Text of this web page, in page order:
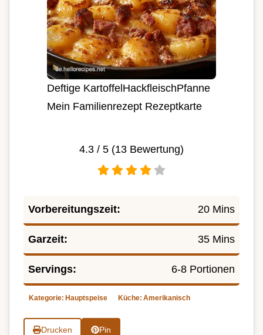
Deftige KartoffelHackfleischPfanne
Mein Familienrezept Rezeptkarte
4.3 / 5 (13 Bewertung)
Vorbereitungszeit: 20 Mins
Garzeit: 35 Mins
Servings: 6-8 Portionen
Kategorie: Hauptspeise Küche: Amerikanisch
Drucken Pin